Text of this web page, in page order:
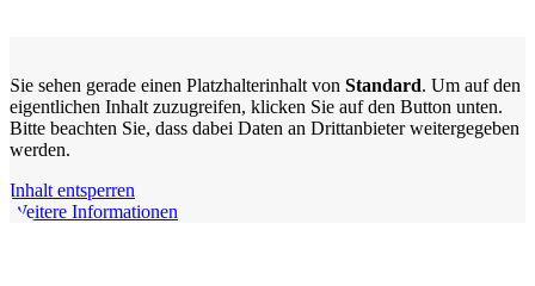
Sie sehen gerade einen Platzhalterinhalt von Standard. Um auf den
eigentlichen Inhalt zuzugreifen, klicken Sie auf den Button unten.
Bitte beachten Sie, dass dabei Daten an Drittanbieter weitergegeben
werden.
Inhalt entsperren
Weitere Informationen